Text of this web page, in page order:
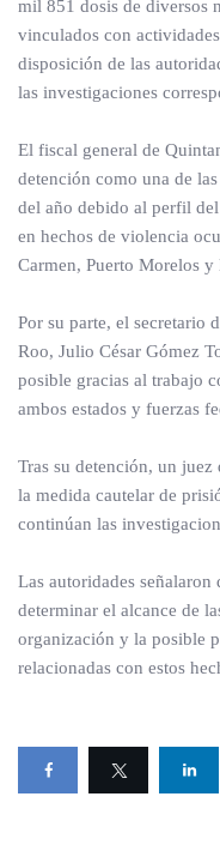
mil 851 dosis de diversos
vinculados con
disposición de las
las investigaciones
El fiscal general de
detención como una de
del año debido al perfil
en hechos de violencia
Carmen, Puerto Morelos y
Por su parte, el secretario
Roo, Julio César Gómez
posible gracias al trabajo
ambos estados y fuerzas
Tras su detención, un
la medida cautelar de
continúan las
Las autoridades
determinar el alcance de
organización y la posible
relacionadas con estos